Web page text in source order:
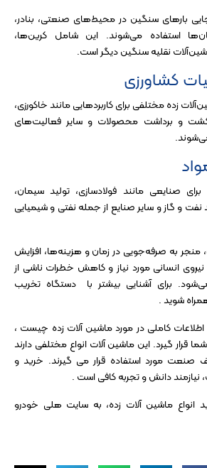
بارهای سنگین در محیط‌های صنعتی، بنادر،
استفاده می‌شوند. این شامل کرین‌ها،
نقلیه سنگین دیگر است.
کشاورزی
زده مختلفی برای کاربردهایی مانند خاکورزی،
و برداشت محصولات و سایر فعالیت‌های
صنایعی مانند فولادسازی، تولید سیمان،
نفت و گاز و سایر صنایع از جمله نفتی و شیمیایی
منجر به صرفه‌جویی در زمان و هزینه‌ها، افزایش
انسانی مورد نیاز و کاهش خطرات ناشی از
برای آشنایی بیشتر بادستگاه تخریب
شوید .
کاملی در مورد ماشین آلات زده چیست ،
شما قرار گیرد. این ماشین آلات انواع مختلفی دارند
مورد استفاده قرار می گیرند. خرید و
نیازمند دانش و تجربه کافی است .
انواع ماشین آلات زده، به سایت هلی خودرو